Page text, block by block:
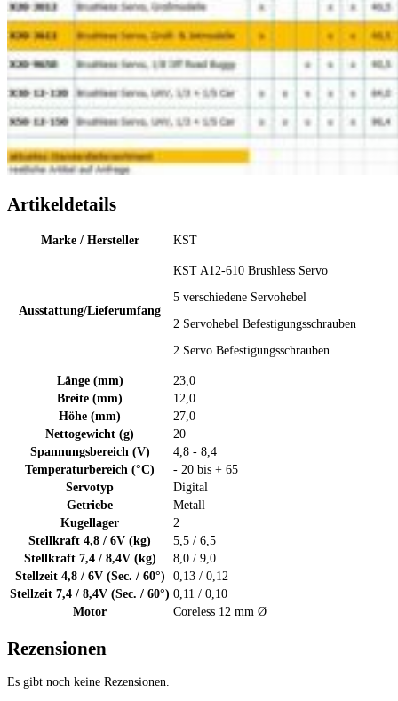
Artikeldetails
Marke / Hersteller KST
Ausstattung/Lieferumfang
KST A12-610 Brushless Servo
5 verschiedene Servohebel
2 Servohebel Befestigungsschrauben
2 Servo Befestigungsschrauben
Länge (mm)
23,0
Breite (mm)
12,0
Höhe (mm)
27,0
Nettogewicht (g)
20
Spannungsbereich (V)
4,8 - 8,4
Temperaturbereich (°C)
- 20 bis + 65
Servotyp
Digital
Getriebe
Metall
Kugellager
2
Stellkraft 4,8 / 6V (kg)
5,5 / 6,5
Stellkraft 7,4 / 8,4V (kg)
8,0 / 9,0
Stellzeit 4,8 / 6V (Sec. / 60°)
0,13 / 0,12
Stellzeit 7,4 / 8,4V (Sec. / 60°) 0,11 / 0,10
Motor
Coreless 12 mm Ø
Rezensionen
Es gibt noch keine Rezensionen.